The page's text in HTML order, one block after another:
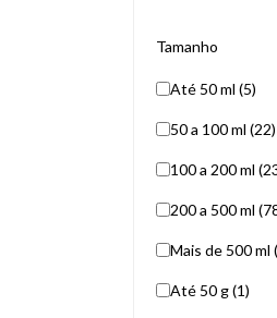
Tamanho
Até 50 ml (5)
50 a 100 ml (22)
100 a 200 ml
200 a 500 ml
Mais de 500 ml
Até 50 g (1)